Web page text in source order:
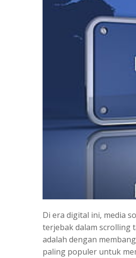
Di era digital ini, media
terjebak dalam scrolling
adalah dengan
paling populer untuk